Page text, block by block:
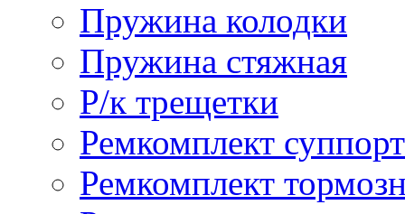
Пружина колодки
Пружина стяжная
Р/к трещетки
Ремкомплект
Ремкомплект